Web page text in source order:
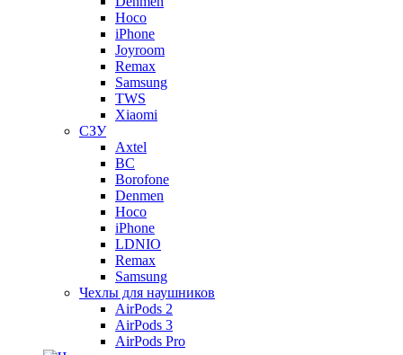
Hoco
iPhone
Joyroom
Remax
Samsung
TWS
Xiaomi
СЗУ
Axtel
BC
Borofone
Denmen
Hoco
iPhone
LDNIO
Remax
Samsung
Чехлы для наушников
AirPods 2
AirPods 3
AirPods Pro